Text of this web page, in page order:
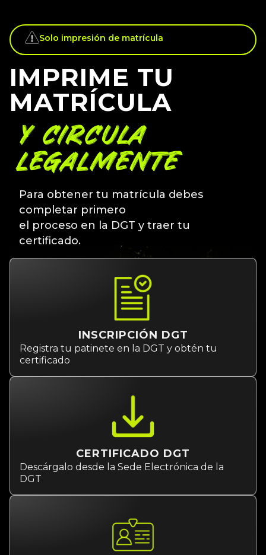
Solo impresión de matrícula
IMPRIME TU
MATRÍCULA
Y CIRCULA
LEGALMENTE
Para obtener tu matrícula debes
completar primero
el proceso en la DGT y traer tu
certificado.
INSCRIPCIÓN DGT
Registra tu patinete en la DGT y obtén tu
certificado
CERTIFICADO DGT
Descárgalo desde la Sede Electrónica de la
DGT